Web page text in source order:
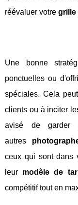
réévaluer votre grille
Une bonne
ponctuelles ou
spéciales. Cela
clients ou à inciter
avisé de
autres
ceux qui sont dans
leur modèle de
compétitif tout en